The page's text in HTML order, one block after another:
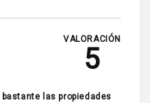
las propiedades
VALORACIÓN
5